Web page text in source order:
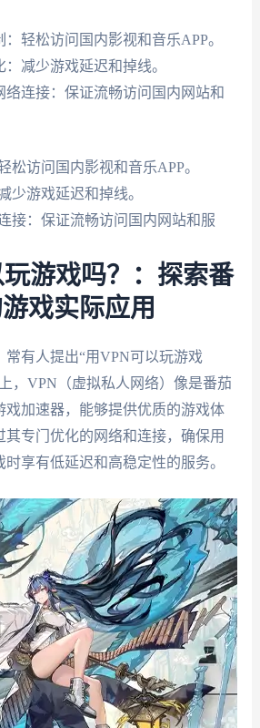
轻松访问国内影视和音乐APP。
减少游戏延迟和掉线。
络连接：保证流畅访问国内网站和
松访问国内影视和音乐APP。
少游戏延迟和掉线。
接：保证流畅访问国内网站和服
游戏吗？：探索番
戏实际应用
常有人提出“用VPN可以玩游戏
，VPN（虚拟私人网络）像是番茄
戏加速器，能够提供优质的游戏体
专门优化的网络和连接，确保用
享有低延迟和高稳定性的服务。